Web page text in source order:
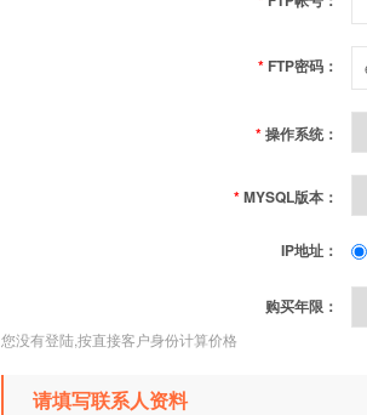
* FTP密码：
*操作系统：
*MYSQL版本：
IP地址：
购买年限：
您没有登陆,按直接客户身份计算价格
请填写联系人资料